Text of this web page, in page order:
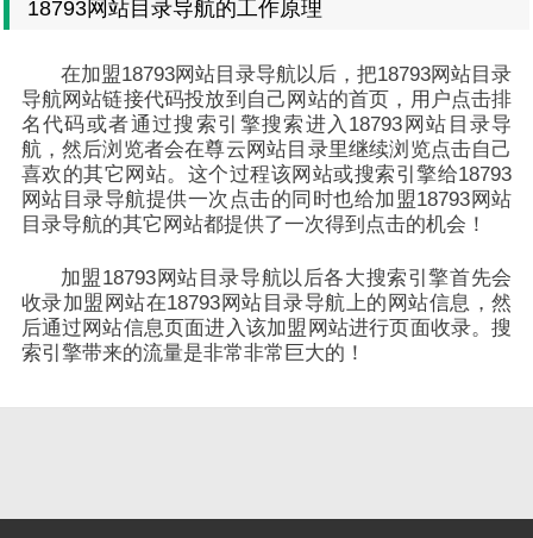
18793网站目录导航的工作原理
在加盟18793网站目录导航以后，把18793网站目录
导航网站链接代码投放到自己网站的首页，用户点击排
名代码或者通过搜索引擎搜索进入18793网站目录导
航，然后浏览者会在尊云网站目录里继续浏览点击自己
喜欢的其它网站。这个过程该网站或搜索引擎给18793
网站目录导航提供一次点击的同时也给加盟18793网站
目录导航的其它网站都提供了一次得到点击的机会！
加盟18793网站目录导航以后各大搜索引擎首先会
收录加盟网站在18793网站目录导航上的网站信息，然
后通过网站信息页面进入该加盟网站进行页面收录。搜
索引擎带来的流量是非常非常巨大的！